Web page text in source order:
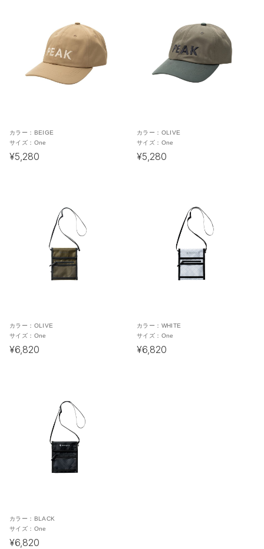
カラー： BEIGE
サイズ： One
¥5,280
カラー： OLIVE
サイズ： One
¥5,280
カラー： OLIVE
サイズ： One
¥6,820
カラー： WHITE
サイズ： One
¥6,820
カラー： BLACK
サイズ： One
¥6,820